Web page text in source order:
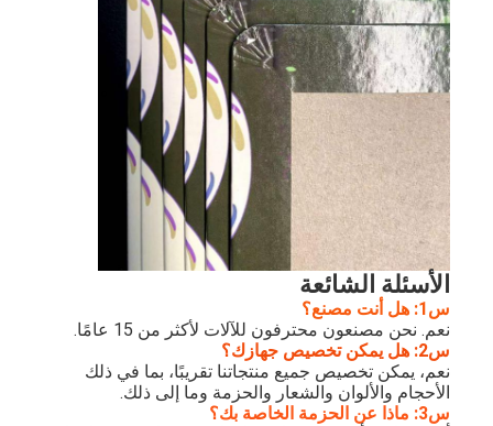
معلومات عنا
جولة في المعمل
مراقبة الجودة
اتصل بنا
أخبار
حالات
آلة قطع الليزر
قطع الصلب القاعدة
الأسئلة الشائعة
س1: هل أنت مصنع؟
نعم. نحن مصنعون محترفون للآلات لأكثر من 15 عامًا.
س2: هل يمكن تخصيص جهازك؟
نعم، يمكن تخصيص جميع منتجاتنا تقريبًا، بما في ذلك
الأحجام والألوان والشعار والحزمة وما إلى ذلك.
س3: ماذا عن الحزمة الخاصة بك؟